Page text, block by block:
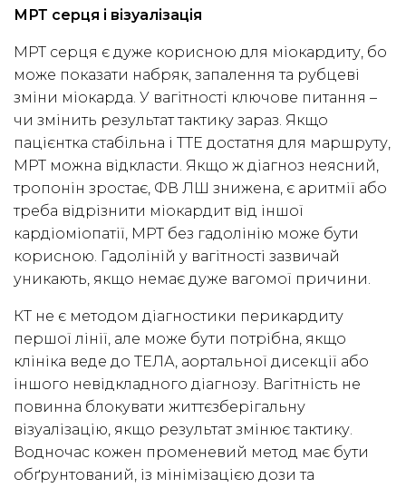
МРТ серця і візуалізація
МРТ серця є дуже корисною для міокардиту, бо
може показати набряк, запалення та рубцеві
зміни міокарда. У вагітності ключове питання –
чи змінить результат тактику зараз. Якщо
пацієнтка стабільна і ТТЕ достатня для маршруту,
МРТ можна відкласти. Якщо ж діагноз неясний,
тропонін зростає, ФВ ЛШ знижена, є аритмії або
треба відрізнити міокардит від іншої
кардіоміопатії, МРТ без гадолінію може бути
корисною. Гадоліній у вагітності зазвичай
уникають, якщо немає дуже вагомої причини.
КТ не є методом діагностики перикардиту
першої лінії, але може бути потрібна, якщо
клініка веде до ТЕЛА, аортальної дисекції або
іншого невідкладного діагнозу. Вагітність не
повинна блокувати життєзберігальну
візуалізацію, якщо результат змінює тактику.
Водночас кожен променевий метод має бути
обґрунтований, із мінімізацією дози та